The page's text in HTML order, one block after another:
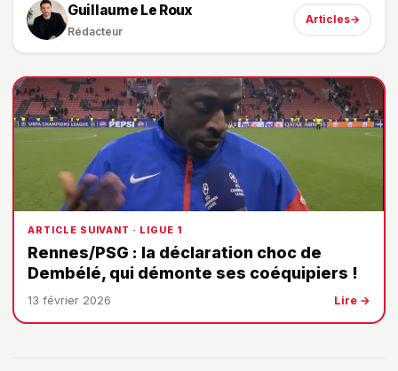
Guillaume Le Roux
Rédacteur
Articles→
ARTICLE SUIVANT · LIGUE 1
Rennes/PSG : la déclaration choc de
Dembélé, qui démonte ses coéquipiers !
13 février 2026 Lire →